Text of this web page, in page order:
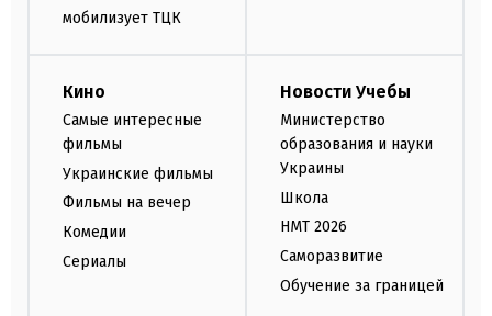
мобилизует ТЦК
Кино
Самые интересные
фильмы
Украинские фильмы
Фильмы на вечер
Комедии
Сериалы
Новости Учебы
Министерство
образования и науки
Украины
Школа
НМТ 2026
Саморазвитие
Обучение за границей